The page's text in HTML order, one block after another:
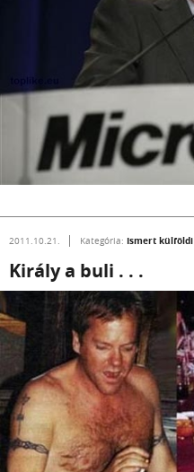
2011.10.21. Kategória: Ismert külföldi
Király a buli . . .